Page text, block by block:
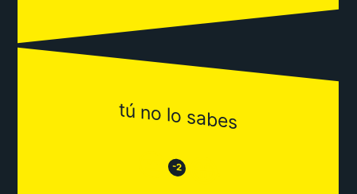
tú no lo sabes
😒 -2 😂